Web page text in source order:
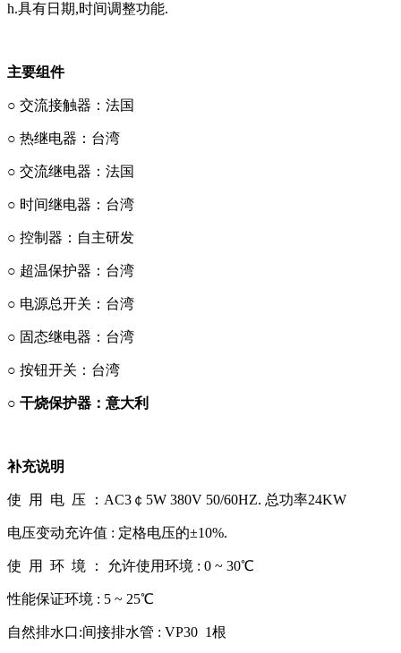
h.具有日期,时间调整功能.
主要组件
○ 交流接触器：法国
○ 热继电器：台湾
○ 交流继电器：法国
○ 时间继电器：台湾
○ 控制器：自主研发
○ 超温保护器：台湾
○ 电源总开关：台湾
○ 固态继电器：台湾
○ 按钮开关：台湾
○ 干烧保护器：意大利
补充说明
使 用 电 压 ：AC3￠5W 380V 50/60HZ. 总功率24KW
电压变动充许值 : 定格电压的±10%.
使 用 环 境 ： 允许使用环境 : 0 ~ 30℃
性能保证环境 : 5 ~ 25℃
自然排水口:间接排水管 : VP30 1根